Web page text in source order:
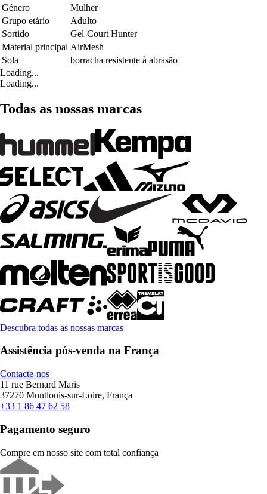
Género
Mulher
Grupo etário
Adulto
Sortido
Gel-Court Hunter
Material principal AirMesh
Sola
borracha resistente à abrasão
Loading...
Loading...
Todas as nossas marcas
Descubra todas as nossas marcas
Assistência pós-venda na França
Contacte-nos
11 rue Bernard Maris
37270 Montlouis-sur-Loire, França
+33 1 86 47 62 58
Pagamento seguro
Compre em nosso site com total confiança